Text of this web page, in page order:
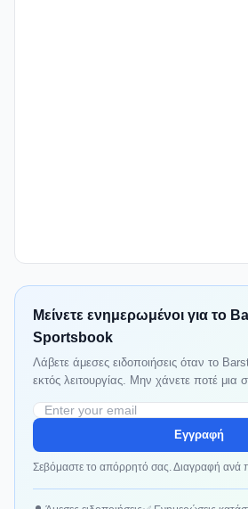
Μείνετε ενημερωμένοι για το
Sportsbook
Λάβετε άμεσες ειδοποιήσεις όταν το
εκτός λειτουργίας. Μην χάνετε ποτέ μια
Εγγραφή
Σεβόμαστε το απόρρητό σας. Διαγραφή ανά